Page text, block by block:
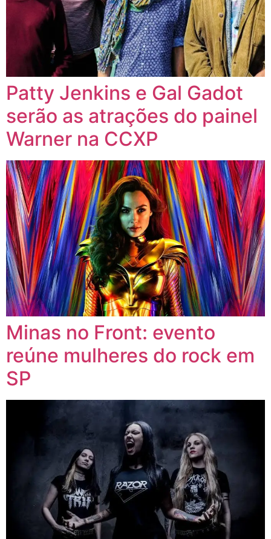
Patty Jenkins e Gal Gadot
serão as atrações do painel
Warner na CCXP
Minas no Front: evento
reúne mulheres do rock em
SP